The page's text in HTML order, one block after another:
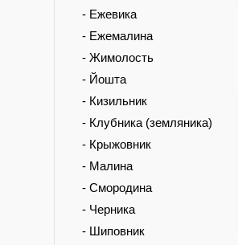
- Ежевика
- Ежемалина
- Жимолость
- Йошта
- Кизильник
- Клубника (земляника)
- Крыжовник
- Малина
- Смородина
- Черника
- Шиповник